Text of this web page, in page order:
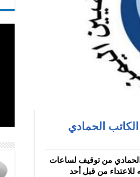
الحمادي
الحمادي من توقيف لساعات
تعرضه للاعتداء من قبل أحد